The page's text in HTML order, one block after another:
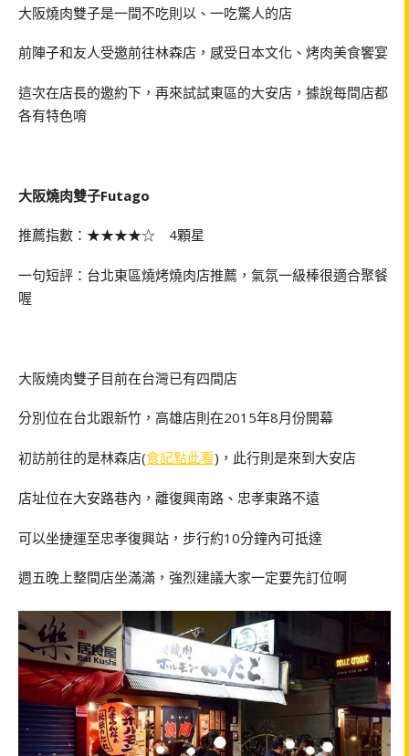
大阪燒肉雙子是一間不吃則以、一吃驚人的店
前陣子和友人受邀前往林森店，感受日本文化、烤肉美食饗宴
這次在店長的邀約下，再來試試東區的大安店，據說每間店都
各有特色唷
大阪燒肉雙子Futago
推薦指數：★★★★☆ 4顆星
一句短評：台北東區燒烤燒肉店推薦，氣氛一級棒很適合聚餐
喔
大阪燒肉雙子目前在台灣已有四間店
分別位在台北跟新竹，高雄店則在2015年8月份開幕
初訪前往的是林森店(食記點此看)，此行則是來到大安店
店址位在大安路巷內，離復興南路、忠孝東路不遠
可以坐捷運至忠孝復興站，步行約10分鐘內可抵達
週五晚上整間店坐滿滿，強烈建議大家一定要先訂位啊